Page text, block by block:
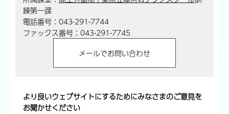
練第一課
電話番号：043-291-7744
ファックス番号：043-291-7745
より良いウェブサイトにするためにみなさまのご意見を
お聞かせください